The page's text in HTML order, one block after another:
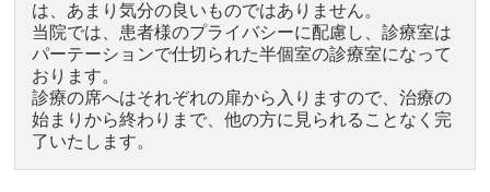
は、あまり気分の良いものではありません。
当院では、患者様のプライバシーに配慮し、診療室は
パーテーションで仕切られた半個室の診療室になって
おります。
診療の席へはそれぞれの扉から入りますので、治療の
始まりから終わりまで、他の方に見られることなく完
了いたします。